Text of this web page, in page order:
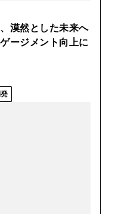
漠然とした未来へ
ージメント向上に